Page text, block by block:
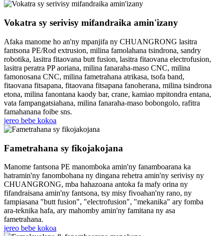
Vokatra sy serivisy mifandraika amin'izany
Afaka manome ho an'ny mpanjifa ny CHUANGRONG lasitra
fantsona PE/Rod extrusion, milina famolahana tsindrona, sandry
robotika, lasitra fitaovana butt fusion, lasitra fitaovana electrofusion,
lasitra peratra PP aoriana, milina fanaraha-maso CNC, milina
famonosana CNC, milina fametrahana atrikasa, tsofa band,
fitaovana fitsapana, fitaovana fitsapana fanoherana, milina tsindrona
etona, milina fanontana kaody bar, crane, kamiao mpitondra entana,
vata fampangatsiahana, milina fanaraha-maso bobongolo, rafitra
famahanana foibe sns.
jereo bebe kokoa
Fametrahana sy fikojakojana
Manome fantsona PE manomboka amin'ny fanamboarana ka
hatramin'ny fanombohana ny dingana rehetra amin'ny serivisy ny
CHUANGRONG, mba hahazoana antoka fa mafy orina ny
fifandraisana amin'ny fantsona, tsy misy fivoahan'ny rano, ny
fampiasana "butt fusion", "electrofusion", "mekanika" ary fomba
ara-teknika hafa, ary mahomby amin'ny famitana ny asa
fametrahana.
jereo bebe kokoa